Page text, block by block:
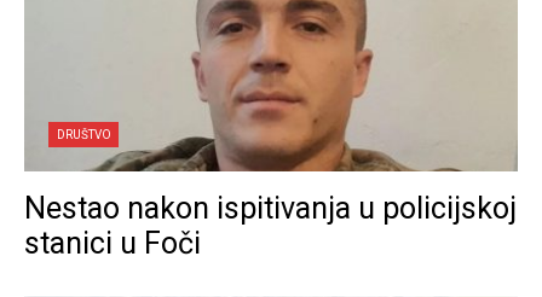
DRUŠTVO
Nestao nakon ispitivanja u policijskoj
stanici u Foči